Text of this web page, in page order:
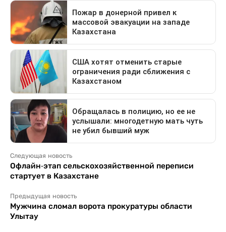
Следующая новость
Офлайн-этап сельскохозяйственной переписи
стартует в Казахстане
Предыдущая новость
Мужчина сломал ворота прокуратуры области
Улытау